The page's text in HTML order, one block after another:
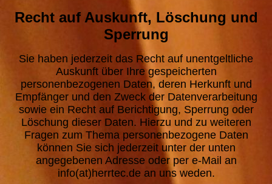
Recht auf Auskunft, Löschung und
Sperrung
Sie haben jederzeit das Recht auf unentgeltliche
Auskunft über Ihre gespeicherten
personenbezogenen Daten, deren Herkunft und
Empfänger und den Zweck der Datenverarbeitung
sowie ein Recht auf Berichtigung, Sperrung oder
Löschung dieser Daten. Hierzu und zu weiteren
Fragen zum Thema personenbezogene Daten
können Sie sich jederzeit unter der unten
angegebenen Adresse oder per e-Mail an
info(at)herrtec.de an uns weden.